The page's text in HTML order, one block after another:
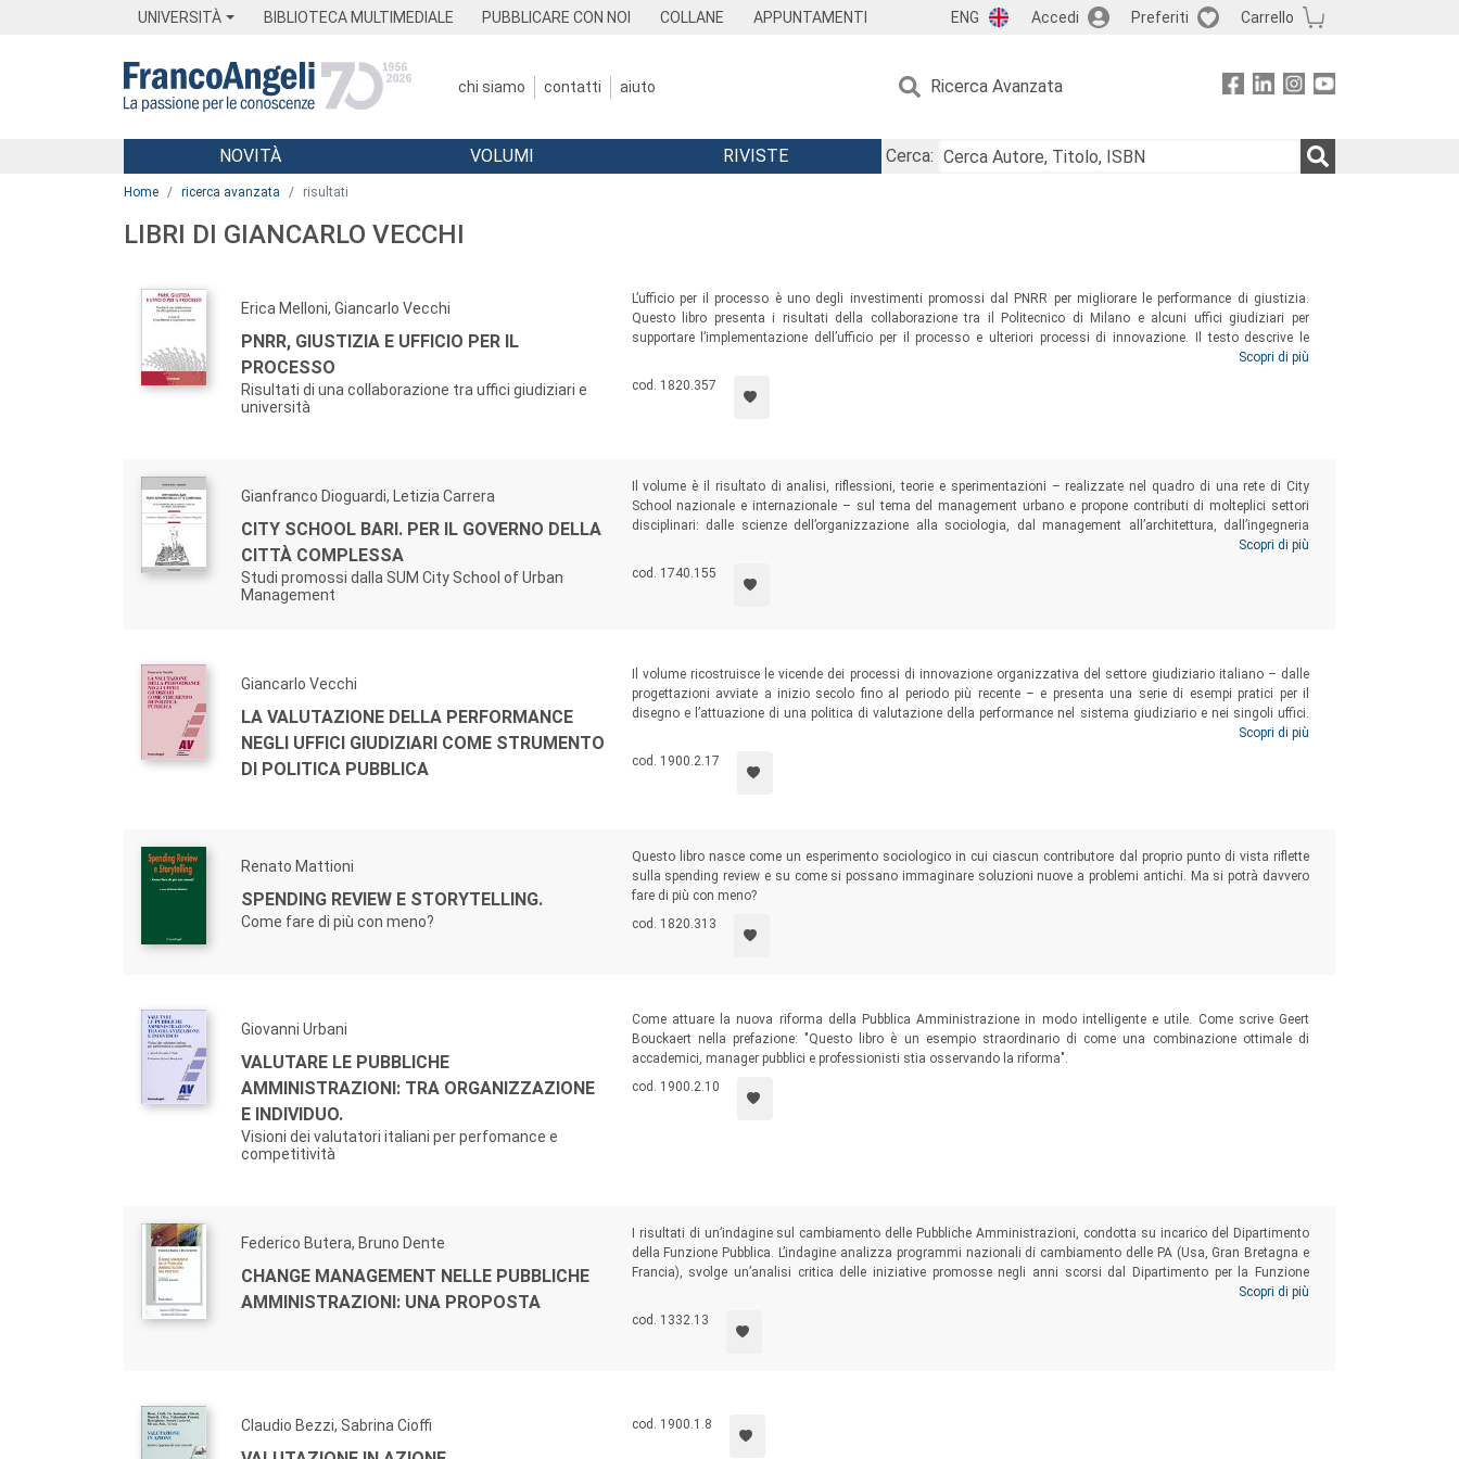
UNIVERSITÀ BIBLIOTECA MULTIMEDIALE PUBBLICARE CON NOI COLLANE APPUNTAMENTI ENG Accedi Preferiti Carrello
chi siamo contatti aiuto Ricerca Avanzata
Menu
NOVITÀ VOLUMI RIVISTE
Cerca:
Home ricerca avanzata risultati
LIBRI DI GIANCARLO VECCHI
Erica Melloni, Giancarlo Vecchi
PNRR, GIUSTIZIA E UFFICIO PER IL
PROCESSO
Risultati di una collaborazione tra uffici giudiziari e
università
L’ufficio per il processo è uno degli investimenti promossi dal PNRR per migliorare le performance di giustizia.
Questo libro presenta i risultati della collaborazione tra il Politecnico di Milano e alcuni uffici giudiziari per
supportare l’implementazione dell’ufficio per il processo e ulteriori processi di innovazione. Il testo descrive le
ragioni e le caratteristiche delle soluzioni adottate, i risultati ottenuti finora e le sfide ancora da affrontare per
raggiungere gli obiettivi auspicati in questo cruciale settore per il Paese.
Scopri di più
cod. 1820.357
Gianfranco Dioguardi, Letizia Carrera
CITY SCHOOL BARI. PER IL GOVERNO DELLA
CITTÀ COMPLESSA
Studi promossi dalla SUM City School of Urban
Management
Il volume è il risultato di analisi, riflessioni, teorie e sperimentazioni – realizzate nel quadro di una rete di City
School nazionale e internazionale – sul tema del management urbano e propone contributi di molteplici settori
disciplinari: dalle scienze dell’organizzazione alla sociologia, dal management all’architettura, dall’ingegneria
all’economia, dalla filosofia all’urbanistica. Un percorso che nasce dalla differenza e dalla pluralità, con la
consapevolezza che plurali sono i processi che attraversano ogni città modificandone il volto, plurali gli sguardi di
chi la abita e di chi la amministra, plurali le analisi necessarie per comprenderla.
Scopri di più
cod. 1740.155
Giancarlo Vecchi
LA VALUTAZIONE DELLA PERFORMANCE
NEGLI UFFICI GIUDIZIARI COME STRUMENTO
DI POLITICA PUBBLICA
Il volume ricostruisce le vicende dei processi di innovazione organizzativa del settore giudiziario italiano – dalle
progettazioni avviate a inizio secolo fino al periodo più recente – e presenta una serie di esempi pratici per il
disegno e l’attuazione di una politica di valutazione della performance nel sistema giudiziario e nei singoli uffici.
Un testo per gli studenti di analisi delle politiche pubbliche e delle discipline di carattere gestionale, ma anche per gli
operatori del settore giudiziario, magistrati e personale amministrativo.
Scopri di più
cod. 1900.2.17
Renato Mattioni
SPENDING REVIEW E STORYTELLING.
Come fare di più con meno?
Questo libro nasce come un esperimento sociologico in cui ciascun contributore dal proprio punto di vista riflette
sulla spending review e su come si possano immaginare soluzioni nuove a problemi antichi. Ma si potrà davvero
fare di più con meno?
cod. 1820.313
Giovanni Urbani
VALUTARE LE PUBBLICHE
AMMINISTRAZIONI: TRA ORGANIZZAZIONE
E INDIVIDUO.
Visioni dei valutatori italiani per perfomance e
competitività
Come attuare la nuova riforma della Pubblica Amministrazione in modo intelligente e utile. Come scrive Geert
Bouckaert nella prefazione: "Questo libro è un esempio straordinario di come una combinazione ottimale di
accademici, manager pubblici e professionisti stia osservando la riforma".
cod. 1900.2.10
Federico Butera, Bruno Dente
CHANGE MANAGEMENT NELLE PUBBLICHE
AMMINISTRAZIONI: UNA PROPOSTA
I risultati di un’indagine sul cambiamento delle Pubbliche Amministrazioni, condotta su incarico del Dipartimento
della Funzione Pubblica. L’indagine analizza programmi nazionali di cambiamento delle PA (Usa, Gran Bretagna e
Francia), svolge un’analisi critica delle iniziative promosse negli anni scorsi dal Dipartimento per la Funzione
Pubblica ed effettua la ricostruzione di due casi italiani di gestione del cambiamento (Agenzia delle Entrate e
Dipartimento delle Politiche di Sviluppo).
Scopri di più
cod. 1332.13
Claudio Bezzi, Sabrina Cioffi cod. 1900.1.8